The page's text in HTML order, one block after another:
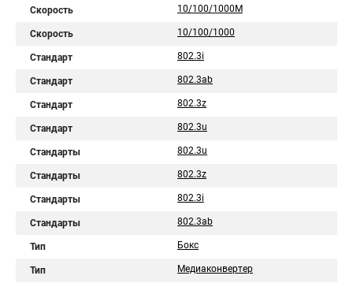
Скорость 10/100/1000М
Скорость 10/100/1000
Стандарт 802.3i
Стандарт 802.3ab
Стандарт 802.3z
Стандарт 802.3u
Стандарты 802.3u
Стандарты 802.3z
Стандарты 802.3i
Стандарты 802.3ab
Тип Бокс
Тип Медиаконвертер